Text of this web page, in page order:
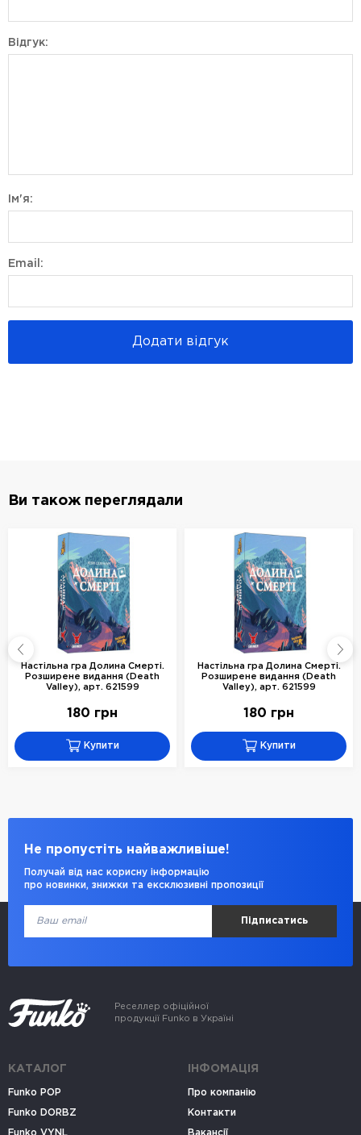
Відгук:
Ім'я:
Email:
Додати відгук
Ви також переглядали
Настільна гра Долина Смерті.
Розширене видання (Death
Valley), арт. 621599
180 грн
Купити
Настільна гра Долина Смерті.
Розширене видання (Death
Valley), арт. 621599
180 грн
Купити
Не пропустіть найважливіше!
Получай від нас корисну інформацію
про новинки, знижки та ексклюзивні пропозиції
Підписатись
Реселлер офіційної
продукції Funko в Україні
КАТАЛОГ
Funko POP
Funko DORBZ
Funko VYNL
ІНФОМАЦІЯ
Про компанію
Контакти
Вакансії